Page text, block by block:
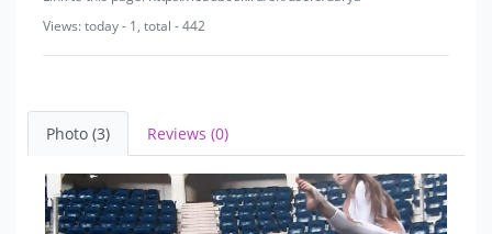
Views: today - 1, total - 442
Photo (3) Reviews (0)